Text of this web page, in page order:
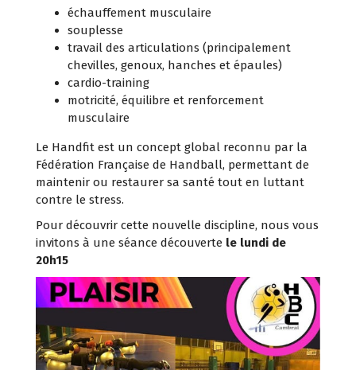
échauffement musculaire
souplesse
travail des articulations (principalement
chevilles, genoux, hanches et épaules)
cardio-training
motricité, équilibre et renforcement
musculaire
Le Handfit est un concept global reconnu par la
Fédération Française de Handball, permettant de
maintenir ou restaurer sa santé tout en luttant
contre le stress.
Pour découvrir cette nouvelle discipline, nous vous
invitons à une séance découverte le lundi de
20h15